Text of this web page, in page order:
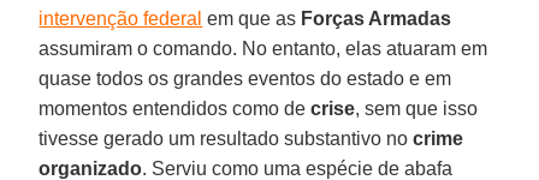
intervenção federal em que as Forças Armadas
assumiram o comando. No entanto, elas atuaram em
quase todos os grandes eventos do estado e em
momentos entendidos como decrise, sem que isso
tivesse gerado um resultado substantivo no crime
organizado. Serviu como uma espécie de abafa